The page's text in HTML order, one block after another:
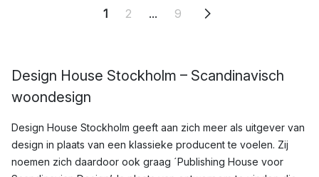
1 2 ... 9
Design House Stockholm – Scandinavisch
woondesign
Design House Stockholm geeft aan zich meer als uitgever van
design in plaats van een klassieke producent te voelen. Zij
noemen zich daardoor ook graag ´Publishing House voor